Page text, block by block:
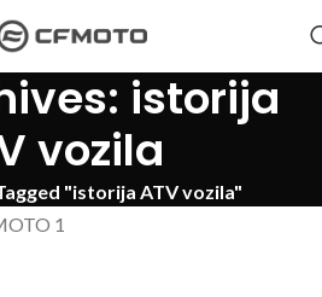
istorija
vozila
"istorija ATV vozila"